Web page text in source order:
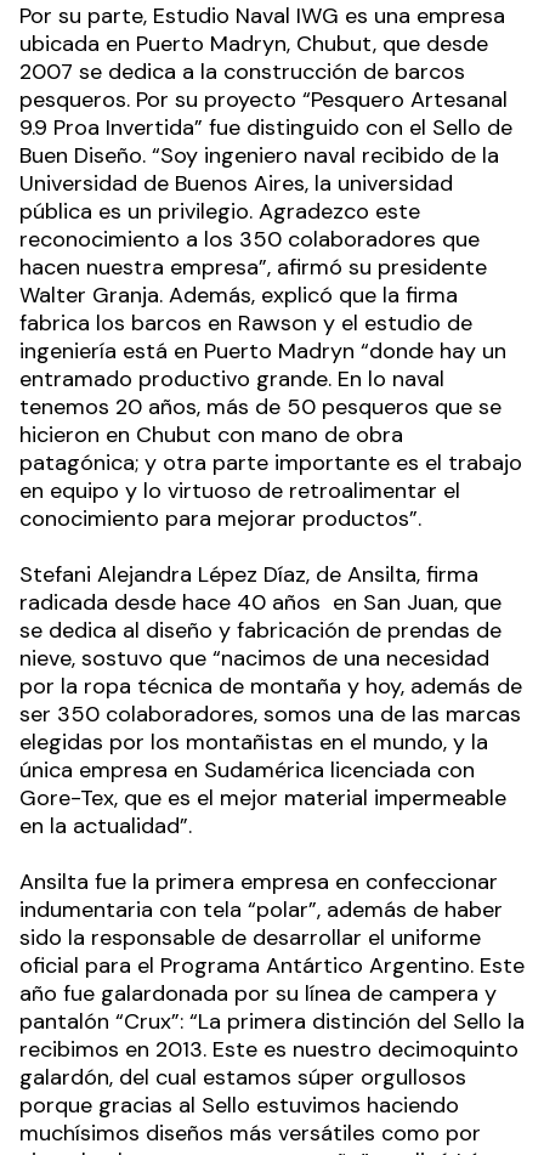
Por su parte, Estudio Naval IWG es una empresa
ubicada en Puerto Madryn, Chubut, que desde
2007 se dedica a la construcción de barcos
pesqueros. Por su proyecto “Pesquero Artesanal
9.9 Proa Invertida” fue distinguido con el Sello de
Buen Diseño. “Soy ingeniero naval recibido de la
Universidad de Buenos Aires, la universidad
pública es un privilegio. Agradezco este
reconocimiento a los 350 colaboradores que
hacen nuestra empresa”, afirmó su presidente
Walter Granja. Además, explicó que la firma
fabrica los barcos en Rawson y el estudio de
ingeniería está en Puerto Madryn “donde hay un
entramado productivo grande. En lo naval
tenemos 20 años, más de 50 pesqueros que se
hicieron en Chubut con mano de obra
patagónica; y otra parte importante es el trabajo
en equipo y lo virtuoso de retroalimentar el
conocimiento para mejorar productos”.
Stefani Alejandra Lépez Díaz, de Ansilta, firma
radicada desde hace 40 años en San Juan, que
se dedica al diseño y fabricación de prendas de
nieve, sostuvo que “nacimos de una necesidad
por la ropa técnica de montaña y hoy, además de
ser 350 colaboradores, somos una de las marcas
elegidas por los montañistas en el mundo, y la
única empresa en Sudamérica licenciada con
Gore-Tex, que es el mejor material impermeable
en la actualidad”.
Ansilta fue la primera empresa en confeccionar
indumentaria con tela “polar”, además de haber
sido la responsable de desarrollar el uniforme
oficial para el Programa Antártico Argentino. Este
año fue galardonada por su línea de campera y
pantalón “Crux”: “La primera distinción del Sello la
recibimos en 2013. Este es nuestro decimoquinto
galardón, del cual estamos súper orgullosos
porque gracias al Sello estuvimos haciendo
muchísimos diseños más versátiles como por